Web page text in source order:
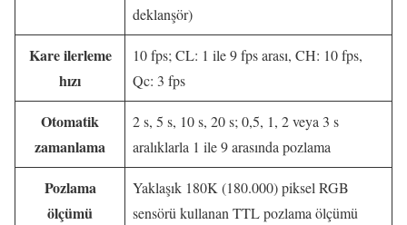
deklanşör)
Kare ilerleme
hızı
10 fps; CL: 1 ile 9 fps arası, CH: 10 fps,
Qc: 3 fps
Otomatik
zamanlama
2 s, 5 s, 10 s, 20 s; 0,5, 1, 2 veya 3 s
aralıklarla 1 ile 9 arasında pozlama
Pozlama
ölçümü
Yaklaşık 180K (180.000) piksel RGB
sensörü kullanan TTL pozlama ölçümü